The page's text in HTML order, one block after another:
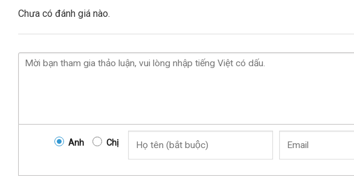
Chưa có đánh giá nào.
Anh Chị